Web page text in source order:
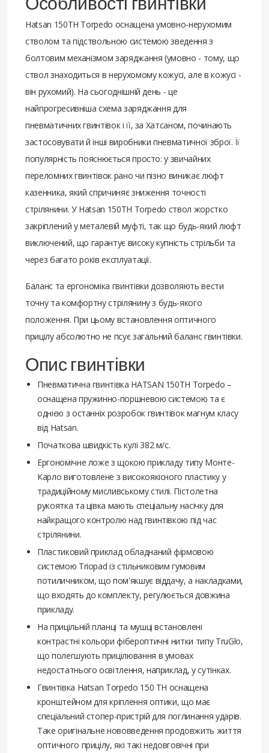
Hatsan 150TH Torpedo оснащена умовно-нерухомим
стволом та підствольною системою зведення з
болтовим механізмом заряджання (умовно - тому, що
ствол знаходиться в нерухомому кожусі, але в кожусі -
він рухомий). На сьогоднішній день - це
найпрогресивніша схема заряджання для
пневматичних гвинтівок і її, за Хатсаном, починають
застосовувати й інші виробники пневматичної зброї. Її
популярність пояснюється просто: у звичайних
переломних гвинтівок рано чи пізно виникає люфт
казенника, який спричиняє зниження точності
стрілянини. У Hatsan 150TH Torpedo ствол жорстко
закріплений у металевій муфті, так що будь-який люфт
виключений, що гарантує високу купність стрільби та
через багато років експлуатації.
Баланс та ергономіка гвинтівки дозволяють вести
точну та комфортну стрілянину з будь-якого
положення. При цьому встановлення оптичного
прицілу абсолютно не псує загальний баланс гвинтівки.
Опис гвинтівки
Пневматична гвинтівка HATSAN 150TH Torpedo –
оснащена пружинно-поршневою системою та є
однією з останніх розробок гвинтівок магнум класу
від Hatsan.
Початкова швидкість кулі 382 м/с.
Ергономічне ложе з щокою прикладу типу Монте-
Карло виготовлене з високоякісного пластику у
традиційному мисливському стилі. Пістолетна
рукоятка та цівка мають спеціальну насічку для
найкращого контролю над гвинтівкою під час
стрілянини.
Пластиковий приклад обладнаний фірмовою
системою Triopad із стільниковим гумовим
потиличником, що пом'якшує віддачу, а накладками,
що входять до комплекту, регулюється довжина
прикладу.
На прицільній планці та мушці встановлені
контрастні кольори фібероптичні нитки типу TruGlo,
що полегшують прицілювання в умовах
недостатнього освітлення, наприклад, у сутінках.
Гвинтівка Hatsan Torpedo 150 TH оснащена
кронштейном для кріплення оптики, що має
спеціальний стопер-пристрій для поглинання ударів.
Таке оригінальне нововведення продовжить життя
оптичного прицілу, які такі недовговічні при